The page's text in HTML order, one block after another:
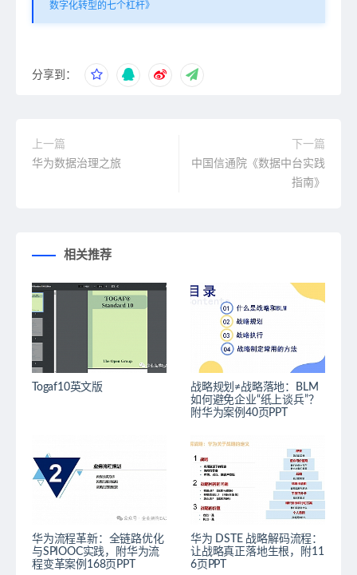
数字化转型的七个杠杆》
分享到：
上一篇
华为数据治理之旅
下一篇
中国信通院《数据中台实践
指南》
相关推荐
Togaf10英文版
战略规划≠战略落地：BLM
如何避免企业“纸上谈兵”？
附华为案例40页PPT
华为流程革新：全链路优化
与SPIOOC实践，附华为流
程变革案例168页PPT
华为 DSTE 战略解码流程：
让战略真正落地生根，附11
6页PPT